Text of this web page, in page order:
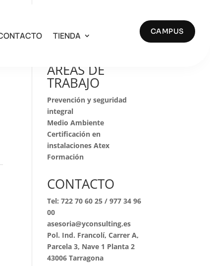
TIENDA CAMPUS
AREAS DE
TRABAJO
Prevención y seguridad
integral
Medio Ambiente
Certificación en
instalaciones Atex
Formación
CONTACTO
Tel:722 70 60 25 /977 34 96
00
asesoria@yconsulting.es
Pol. Ind. Francolí, Carrer A,
Parcela 3, Nave 1 Planta 2
43006 Tarragona